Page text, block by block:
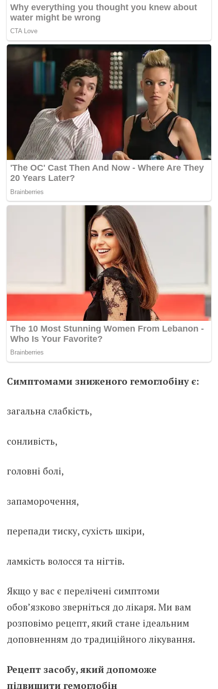
Симптомами зниженого гемоглобіну є:
загальна слабкість,
сонливість,
головні болі,
запаморочення,
перепади тиску, сухість шкіри,
ламкість волосся та нігтів.
Якщо у вас є перелічені симптоми
обов’язково зверніться до лікаря. Ми вам
розповімо рецепт, який стане ідеальним
доповненням до традиційного лікування.
Рецепт засобу, який допоможе
підвищити гемоглобін